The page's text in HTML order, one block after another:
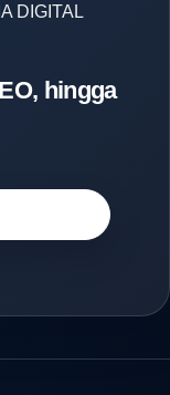
DIGITAL
hingga